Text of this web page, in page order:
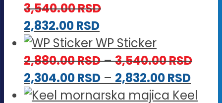
3,540.00RSD
2,832.00RSD
WP Sticker
2,880.00RSD–3,540.00RSD
od
2,304.00RSD – 2,832.00RSD
Keel